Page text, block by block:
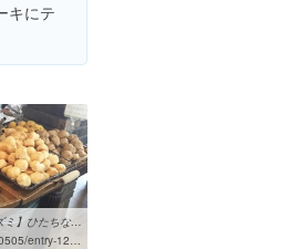
キにテ
ラ・ターブル・ドゥ・イズミ】ひたちなか市♡｜栃木県.ハワイアン ...
12160358185.html